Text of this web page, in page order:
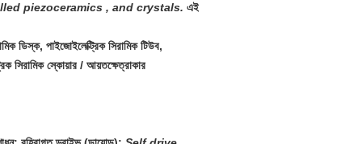
piezoceramics , and crystals. এই
ডিস্ক, পাইজোইলেক্ট্রিক সিরামিক টিউব,
সিরামিক স্কোয়ার / আয়তক্ষেত্রাকার